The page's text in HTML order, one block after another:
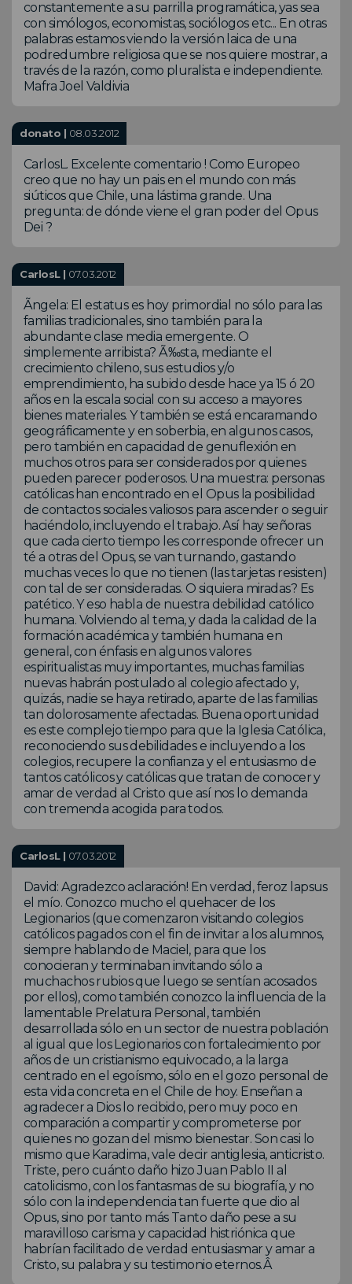
constantemente a su parrilla programática, yas sea
con simólogos, economistas, sociólogos etc... En otras
palabras estamos viendo la versión laica de una
podredumbre religiosa que se nos quiere mostrar, a
través de la razón, como pluralista e independiente.
Mafra Joel Valdivia
donato | 08.03.2012
CarlosL. Excelente comentario ! Como Europeo
creo que no hay un pais en el mundo con más
siúticos que Chile, una lástima grande. Una
pregunta: de dónde viene el gran poder del Opus
Dei ?
CarlosL | 07.03.2012
Ãngela: El estatus es hoy primordial no sólo para las
familias tradicionales, sino también para la
abundante clase media emergente. O
simplemente arribista? Ã‰sta, mediante el
crecimiento chileno, sus estudios y/o
emprendimiento, ha subido desde hace ya 15 ó 20
años en la escala social con su acceso a mayores
bienes materiales. Y también se está encaramando
geográficamente y en soberbia, en algunos casos,
pero también en capacidad de genuflexión en
muchos otros para ser considerados por quienes
pueden parecer poderosos. Una muestra: personas
católicas han encontrado en el Opus la posibilidad
de contactos sociales valiosos para ascender o seguir
haciéndolo, incluyendo el trabajo. Así hay señoras
que cada cierto tiempo les corresponde ofrecer un
té a otras del Opus, se van turnando, gastando
muchas veces lo que no tienen (las tarjetas resisten)
con tal de ser consideradas. O siquiera miradas? Es
patético. Y eso habla de nuestra debilidad católico
humana. Volviendo al tema, y dada la calidad de la
formación académica y también humana en
general, con énfasis en algunos valores
espiritualistas muy importantes, muchas familias
nuevas habrán postulado al colegio afectado y,
quizás, nadie se haya retirado, aparte de las familias
tan dolorosamente afectadas. Buena oportunidad
es este complejo tiempo para que la Iglesia Católica,
reconociendo sus debilidades e incluyendo a los
colegios, recupere la confianza y el entusiasmo de
tantos católicos y católicas que tratan de conocer y
amar de verdad al Cristo que así nos lo demanda
con tremenda acogida para todos.
CarlosL | 07.03.2012
David: Agradezco aclaración! En verdad, feroz lapsus
el mío. Conozco mucho el quehacer de los
Legionarios (que comenzaron visitando colegios
católicos pagados con el fin de invitar a los alumnos,
siempre hablando de Maciel, para que los
conocieran y terminaban invitando sólo a
muchachos rubios que luego se sentían acosados
por ellos), como también conozco la influencia de la
lamentable Prelatura Personal, también
desarrollada sólo en un sector de nuestra población
al igual que los Legionarios con fortalecimiento por
años de un cristianismo equivocado, a la larga
centrado en el egoísmo, sólo en el gozo personal de
esta vida concreta en el Chile de hoy. Enseñan a
agradecer a Dios lo recibido, pero muy poco en
comparación a compartir y comprometerse por
quienes no gozan del mismo bienestar. Son casi lo
mismo que Karadima, vale decir antiglesia, anticristo.
Triste, pero cuánto daño hizo Juan Pablo II al
catolicismo, con los fantasmas de su biografía, y no
sólo con la independencia tan fuerte que dio al
Opus, sino por tanto más Tanto daño pese a su
maravilloso carisma y capacidad histriónica que
habrían facilitado de verdad entusiasmar y amar a
Cristo, su palabra y su testimonio eternos.Â